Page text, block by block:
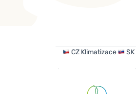
CZ Klimatizace SK